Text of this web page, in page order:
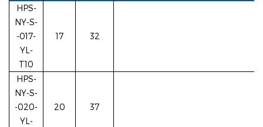
HPS-
NY-S-
-017-
YL-
T10
17 32
HPS-
NY-S-
-020-
YL-
20 37
اترك رسالة